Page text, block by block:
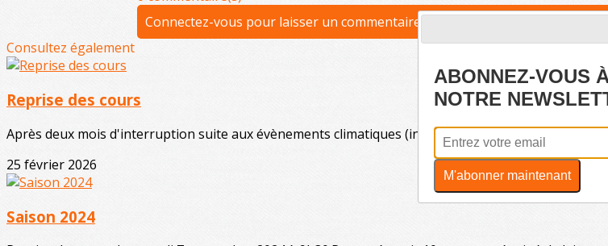
Connectez-vous pour laisser un commentaire
Consultez également
Reprise des cours
Après deux mois d'interruption suite aux évènements climatiques (innondations et tempêtes),
25 février 2026
Saison 2024
ABONNEZ-VOUS
NOTRE
M'abonner maintenant